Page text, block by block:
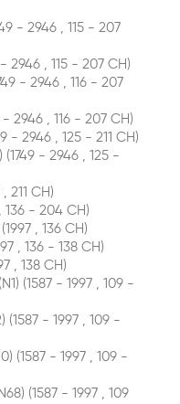
- 2946 , 115 - 207
, 115 - 207 CH)
- 2946 , 116 - 207
, 116 - 207 CH)
2946 , 125 - 211 CH)
- 2946 , 125 -
CH)
- 204 CH)
, 136 CH)
, 136 - 138 CH)
, 138 CH)
(1587 - 1997 , 109 -
- 1997 , 109 -
- 1997 , 109 -
(1587 - 1997 , 109